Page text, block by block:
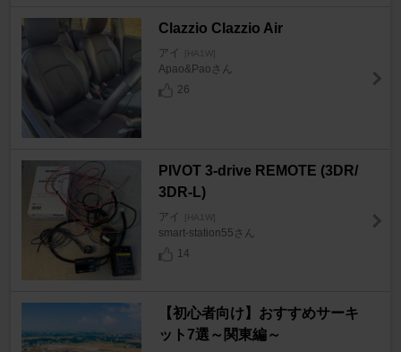
Clazzio Clazzio Air
アイ [HA1W]
Apao&Paoさん
26
PIVOT 3-drive REMOTE (3DR/
3DR-L)
アイ [HA1W]
smart-station55さん
14
【初心者向け】おすすめサーキ
ット7選～関東編～